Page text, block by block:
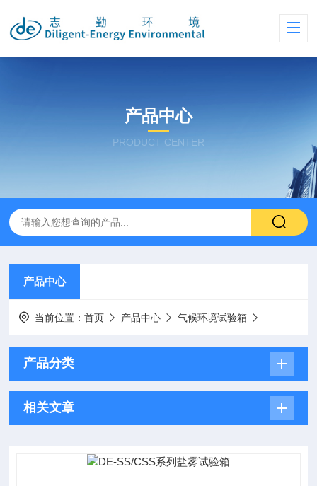
产品中心
PRODUCT CENTER
产品中心
当前位置：首页 产品中心 气候环境试验箱
产品分类
相关文章